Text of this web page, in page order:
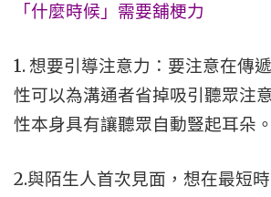
「什麼時候」需要舖梗力
1. 想要引導注意力：要注意在傳
性可以為溝通者省掉吸引聽眾注
性本身具有讓聽眾自動豎起耳朵。
2.與陌生人首次見面，想在最短